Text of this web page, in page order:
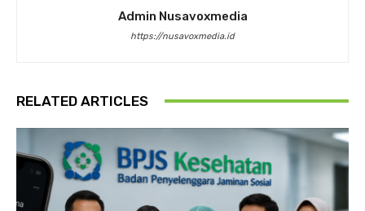
Admin Nusavoxmedia
https://nusavoxmedia.id
RELATED ARTICLES